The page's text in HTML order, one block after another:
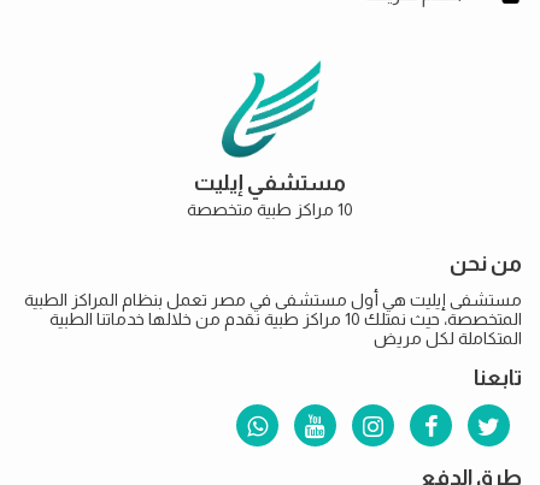
مستشفي إيليت
10 مراكز طبية متخصصة
من نحن
مستشفى إيليت هي أول مستشفى في مصر تعمل بنظام المراكز الطبية
المتخصصة، حيث نمتلك 10 مراكز طبية نقدم من خلالها خدماتنا الطبية
المتكاملة لكل مريض
تابعنا
طرق الدفع